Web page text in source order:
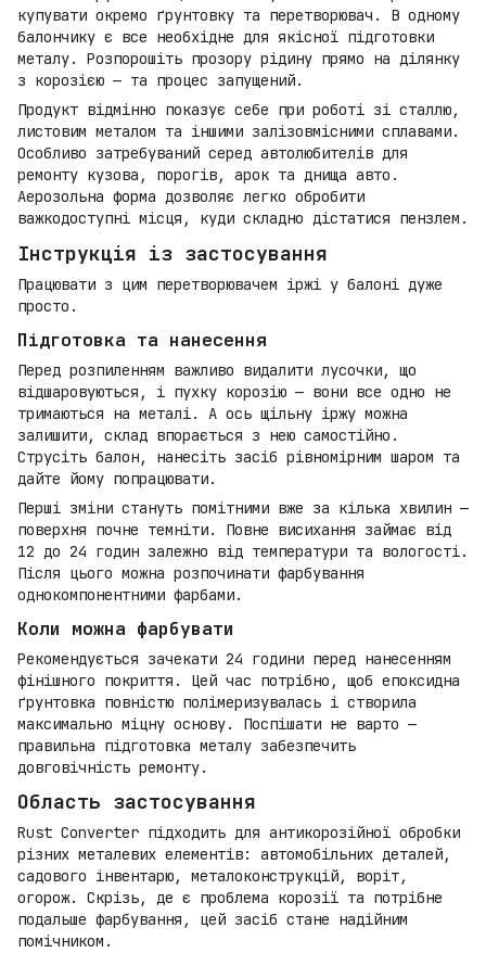
купувати окремо ґрунтовку та перетворювач. В одному
балончику є все необхідне для якісної підготовки
металу. Розпорошіть прозору рідину прямо на ділянку
з корозією — та процес запущений.
Продукт відмінно показує себе при роботі зі сталлю,
листовим металом та іншими залізовмісними сплавами.
Особливо затребуваний серед автолюбителів для
ремонту кузова, порогів, арок та днища авто.
Аерозольна форма дозволяє легко обробити
важкодоступні місця, куди складно дістатися пензлем.
Інструкція із застосування
Працювати з цим перетворювачем іржі у балоні дуже
просто.
Підготовка та нанесення
Перед розпиленням важливо видалити лусочки, що
відшаровуються, і пухку корозію — вони все одно не
тримаються на металі. А ось щільну іржу можна
залишити, склад впорається з нею самостійно.
Струсіть балон, нанесіть засіб рівномірним шаром та
дайте йому попрацювати.
Перші зміни стануть помітними вже за кілька хвилин —
поверхня почне темніти. Повне висихання займає від
12 до 24 годин залежно від температури та вологості.
Після цього можна розпочинати фарбування
однокомпонентними фарбами.
Коли можна фарбувати
Рекомендується зачекати 24 години перед нанесенням
фінішного покриття. Цей час потрібно, щоб епоксидна
ґрунтовка повністю полімеризувалась і створила
максимально міцну основу. Поспішати не варто —
правильна підготовка металу забезпечить
довговічність ремонту.
Область застосування
Rust Converter підходить для антикорозійної обробки
різних металевих елементів: автомобільних деталей,
садового інвентарю, металоконструкцій, воріт,
огорож. Скрізь, де є проблема корозії та потрібне
подальше фарбування, цей засіб стане надійним
помічником.